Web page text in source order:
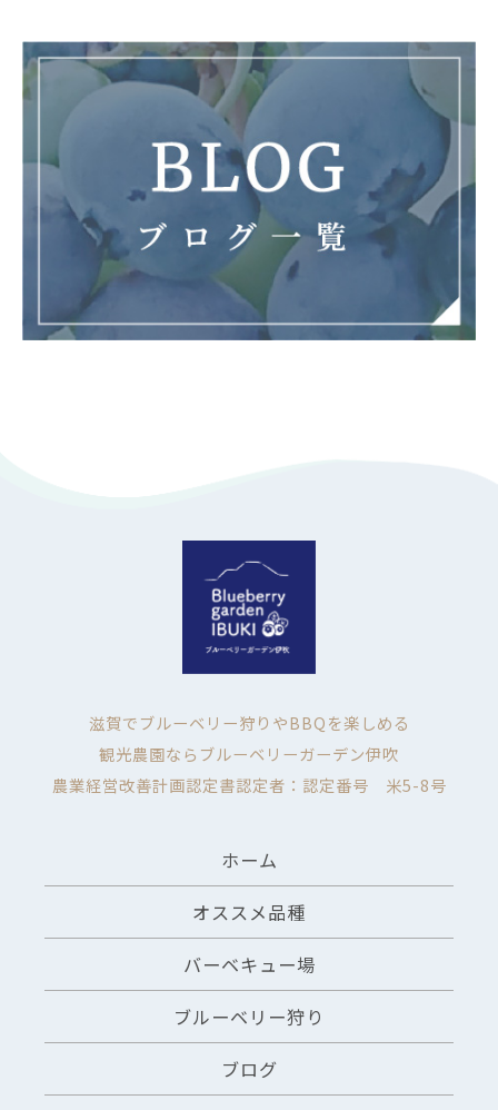
滋賀でブルーベリー狩りやBBQを楽しめる
観光農園ならブルーベリーガーデン伊吹
農業経営改善計画認定書認定者：認定番号 米5-8号
ホーム
オススメ品種
バーベキュー場
ブルーベリー狩り
ブログ